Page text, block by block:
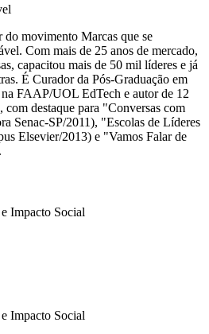
movimento Marcas que se
Com mais de 25 anos de mercado,
capacitou mais de 50 mil líderes e já
É Curador da Pós-Graduação em
FAAP/UOL EdTech e autor de 12
com destaque para "Conversas com
Senac-SP/2011), "Escolas de Líderes
Elsevier/2013) e "Vamos Falar de
Impacto Social
Impacto Social